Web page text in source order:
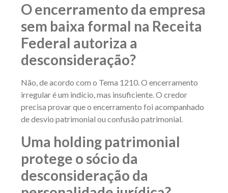
O encerramento da empresa
sem baixa formal na Receita
Federal autoriza a
desconsideração?
Não, de acordo com o Tema 1210. O encerramento
irregular é um indício, mas insuficiente. O credor
precisa provar que o encerramento foi acompanhado
de desvio patrimonial ou confusão patrimonial.
Uma holding patrimonial
protege o sócio da
desconsideração da